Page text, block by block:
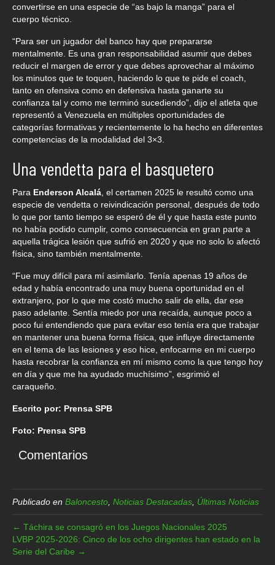
convertirse en una especie de “as bajo la manga” para el
cuerpo técnico.
“Para ser un jugador del banco hay que prepararse
mentalmente. Es una gran responsabilidad asumir que debes
reducir el margen de error y que debes aprovechar al máximo
los minutos que te toquen, haciendo lo que te pide el coach,
tanto en ofensiva como en defensiva hasta ganarte su
confianza tal y como me terminó sucediendo”, dijo el atleta que
representó a Venezuela en múltiples oportunidades de
categorías formativas y recientemente lo ha hecho en diferentes
competencias de la modalidad del 3×3.
Una vendetta para el basquetero
Para Enderson Alcalá , el certamen 2025 le resultó como una
especie de vendetta o reivindicación personal, después de todo
lo que por tanto tiempo se esperó de él y que hasta este punto
no había podido cumplir, como consecuencia en gran parte a
aquella trágica lesión que sufrió en 2020 y que no solo lo afectó
física, sino también mentalmente.
“Fue muy difícil para mí asimilarlo. Tenía apenas 19 años de
edad y había encontrado una muy buena oportunidad en el
extranjero, por lo que me costó mucho salir de ella, dar ese
paso adelante. Sentía miedo por una recaída, aunque poco a
poco fui entendiendo que para evitar eso tenía era que trabajar
en mantener una buena forma física, que influye directamente
en el tema de las lesiones y eso hice, enfocarme en mi cuerpo
hasta recobrar la confianza en mí mismo como la que tengo hoy
en día y que me ha ayudado muchísimo”, esgrimió el
caraqueño.
Escrito por: Prensa SPB
Foto: Prensa SPB
Comentarios
Publicado en Baloncesto Noticias Destacadas Últimas Noticias
← Táchira se consagró en los Juegos Nacionales 2025
LVBP 2025-2026: Cinco de los ocho dirigentes han estado en la
Serie del Caribe →